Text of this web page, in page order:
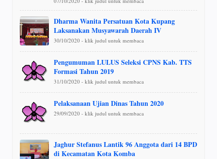
Dharma Wanita Persatuan Kota Kupang
Laksanakan Musyawarah Daerah IV
30/10/2020 - klik judul untuk membaca
Pengumuman LULUS Seleksi CPNS Kab. TTS
Formasi Tahun 2019
31/10/2020 - klik judul untuk membaca
Pelaksanaan Ujian Dinas Tahun 2020
29/09/2020 - klik judul untuk membaca
Jaghur Stefanus Lantik 96 Anggota dari 14 BPD
di Kecamatan Kota Komba